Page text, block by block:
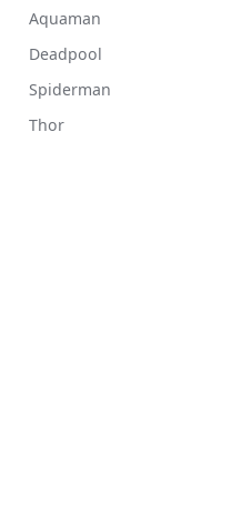
Aquaman
Deadpool
Spiderman
Thor